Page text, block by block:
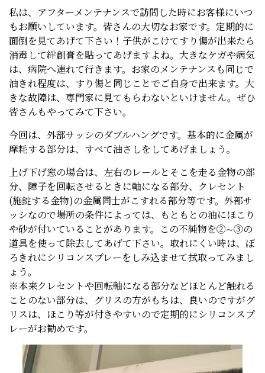
私は、アフターメンテナンスで訪問した時にお客様にいつ
もお願いしています。皆さんの大切なお家です。定期的に
面倒を見てあげて下さい！子供がこけてすり傷が出来たら
消毒して絆創膏を貼ってあげますよね。大きなケガや病気
は、病院へ連れて行きます。お家のメンテナンスも同じで
油きれ程度は、すり傷と同じことでご自身で出来ます。大
きな故障は、専門家に見てもらわないといけません。ぜひ
皆さんもやってみて下さい。
今回は、外部サッシのダブルハングです。基本的に金属が
摩耗する部分は、すべて油さしをしてあげましょう。
上げ下げ窓の場合は、左右のレールとそこを走る金物の部
分、障子を回転させるときに軸になる部分、クレセント
(施錠する金物)の金属同士がこすれる部分等です。外部サ
ッシなので場所の条件によっては、もともとの油にほこり
や砂が付いていることがあります。この不純物を②∼③の
道具を使って除去してあげて下さい。取れにくい時は、ぼ
ろきれにシリコンスプレーをしみ込ませて拭取ってみまし
ょう。
※本来クレセントや回転軸になる部分などほとんど触れる
ことのない部分は、グリスの方がもちは、良いのですがグ
リスは、ほこり等が付きやすいので定期的にシリコンスプ
レーがお勧めです。